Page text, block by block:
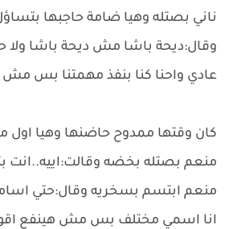
ناني بصتله وهيا ضامة حاجبها
وقال:ديحة باشا مش ديحة باشا
عادي واحنا كنا بنفذ مهمتنا بس مش
كان وقتها ممدوح حاضنها وهيا
منعم بصتله بخضه وقالت:اييه..انت
منعم ابتسم بسخريه وقال:حتي
انا اسمي مختلف بس مش هينفع